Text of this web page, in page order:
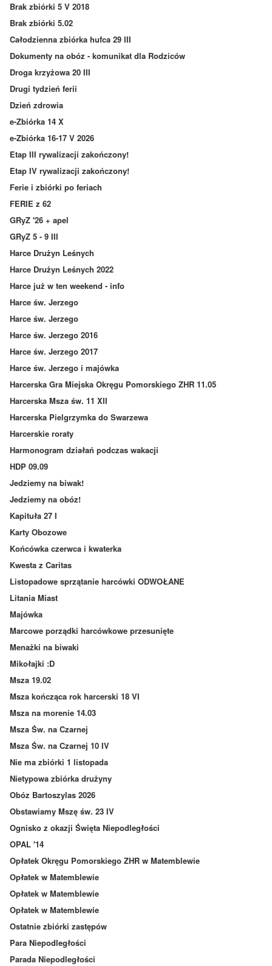
Brak zbiórki 5 V 2018
Brak zbiórki 5.02
Całodzienna zbiórka hufca 29 III
Dokumenty na obóz - komunikat dla Rodziców
Droga krzyżowa 20 III
Drugi tydzień ferii
Dzień zdrowia
e-Zbiórka 14 X
e-Zbiórka 16-17 V 2026
Etap III rywalizacji zakończony!
Etap IV rywalizacji zakończony!
Ferie i zbiórki po feriach
FERIE z 62
GRyZ '26 + apel
GRyZ 5 - 9 III
Harce Drużyn Leśnych
Harce Drużyn Leśnych 2022
Harce już w ten weekend - info
Harce św. Jerzego
Harce św. Jerzego
Harce św. Jerzego 2016
Harce św. Jerzego 2017
Harce św. Jerzego i majówka
Harcerska Gra Miejska Okręgu Pomorskiego ZHR 11.05
Harcerska Msza św. 11 XII
Harcerska Pielgrzymka do Swarzewa
Harcerskie roraty
Harmonogram działań podczas wakacji
HDP 09.09
Jedziemy na biwak!
Jedziemy na obóz!
Kapituła 27 I
Karty Obozowe
Końcówka czerwca i kwaterka
Kwesta z Caritas
Listopadowe sprzątanie harcówki ODWOŁANE
Litania Miast
Majówka
Marcowe porządki harcówkowe przesunięte
Menażki na biwaki
Mikołajki :D
Msza 19.02
Msza kończąca rok harcerski 18 VI
Msza na morenie 14.03
Msza Św. na Czarnej
Msza Św. na Czarnej 10 IV
Nie ma zbiórki 1 listopada
Nietypowa zbiórka drużyny
Obóz Bartoszylas 2026
Obstawiamy Mszę św. 23 IV
Ognisko z okazji Święta Niepodległości
OPAL '14
Opłatek Okręgu Pomorskiego ZHR w Matemblewie
Opłatek w Matemblewie
Opłatek w Matemblewie
Opłatek w Matemblewie
Ostatnie zbiórki zastępów
Para Niepodległości
Parada Niepodległości